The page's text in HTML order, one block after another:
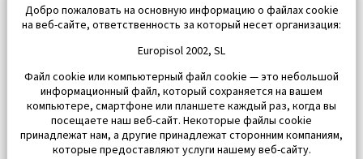
сайта.
Добро пожаловать на основную информацию о файлах cookie
на веб-сайте, ответственность за который несет организация:
Europisol 2002, SL
Файл cookie или компьютерный файл cookie — это небольшой
информационный файл, который сохраняется на вашем
компьютере, смартфоне или планшете каждый раз, когда вы
посещаете наш веб-сайт. Некоторые файлы cookie
принадлежат нам, а другие принадлежат сторонним компаниям,
которые предоставляют услуги нашему веб-сайту.